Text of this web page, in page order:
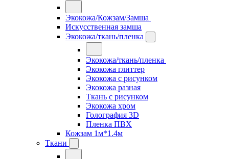
Экокожа/Кожзам/Замша
Искусственная замша
Экокожа/ткань/пленка
Экокожа/ткань/пленка
Экокожа глиттер
Экокожа с рисунком
Экокожа разная
Ткань с рисунком
Экокожа хром
Голография 3D
Пленка ПВХ
Кожзам 1м*1.4м
Ткани